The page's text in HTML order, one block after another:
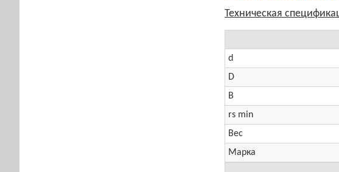
d
D
B
rs min
Вес
Марка